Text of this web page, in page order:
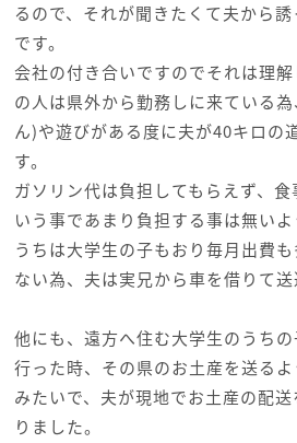
るので、それが聞きたくて夫から
です。
会社の付き合いですのでそれは理
の人は県外から勤務しに来ている
ん)や遊びがある度に夫が40キロの
す。
ガソリン代は負担してもらえず、
いう事であまり負担する事は無いよ
うちは大学生の子もおり毎月出費
ない為、夫は実兄から車を借りて送
他にも、遠方へ住む大学生のうち
行った時、その県のお土産を送る
みたいで、夫が現地でお土産の配
りました。